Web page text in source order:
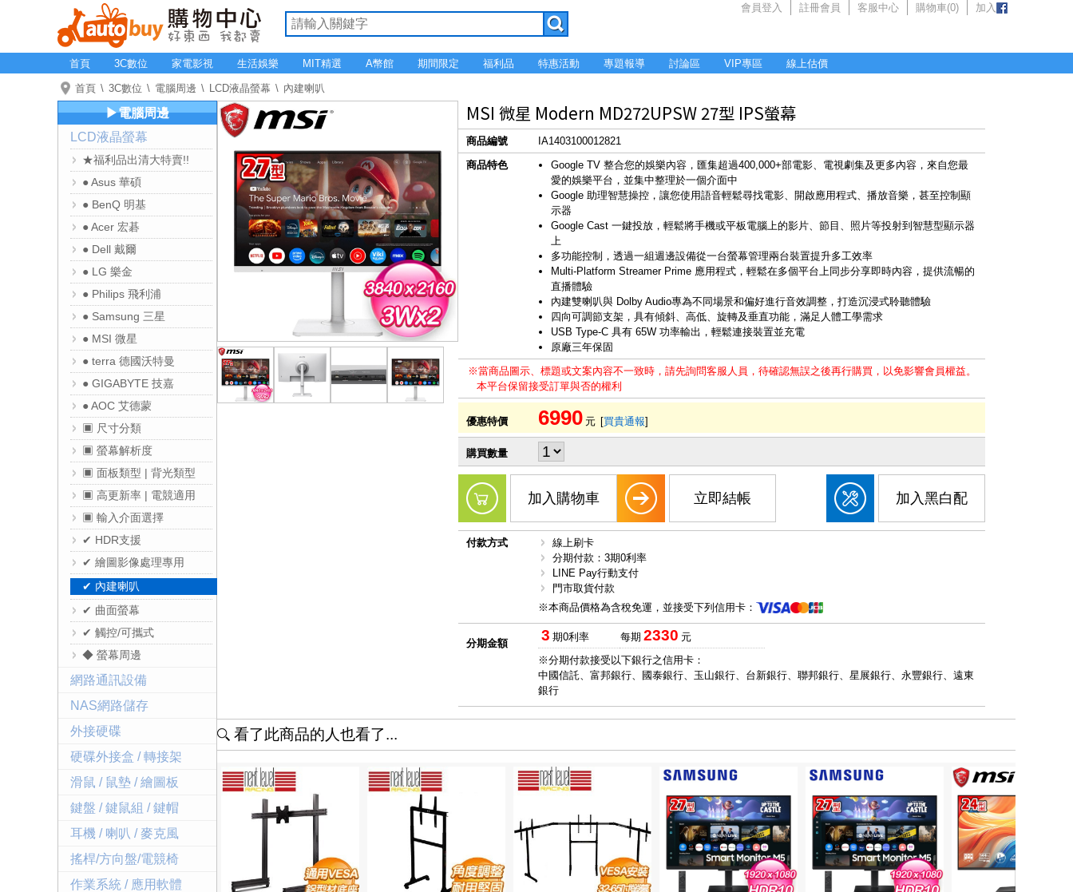
會員登入 註冊會員 客服中心 購物車(0) 加入
首頁 3C數位 家電影視 生活娛樂 MIT精選 A幣館 期間限定 福利品 特惠活動 專題報導 討論區 VIP專區 線上估價
首頁 3C數位 電腦周邊 LCD液晶螢幕 內建喇叭
MSI 微星 Modern MD272UPSW 27型 IPS螢幕
商品編號
IA1403100012821
商品特色
Google TV 整合您的娛樂內容，匯集超過400,000+部電影、電視劇集及更多內容，來自您最
愛的娛樂平台，並集中整理於一個介面中
Google 助理智慧操控，讓您使用語音輕鬆尋找電影、開啟應用程式、播放音樂，甚至控制顯
示器
Google Cast 一鍵投放，輕鬆將手機或平板電腦上的影片、節目、照片等投射到智慧型顯示器
上
多功能控制，透過一組週邊設備從一台螢幕管理兩台裝置提升多工效率
Multi-Platform Streamer Prime 應用程式，輕鬆在多個平台上同步分享即時內容，提供流暢的
直播體驗
內建雙喇叭與 Dolby Audio專為不同場景和偏好進行音效調整，打造沉浸式聆聽體驗
四向可調節支架，具有傾斜、高低、旋轉及垂直功能，滿足人體工學需求
USB Type-C 具有 65W 功率輸出，輕鬆連接裝置並充電
原廠三年保固
※當商品圖示、標題或文案內容不一致時，請先詢問客服人員，待確認無誤之後再行購買，以免影響會員權益。
本平台保留接受訂單與否的權利
優惠特價 6990 元 [買貴通報]
購買數量
加入購物車 立即結帳 加入黑白配
付款方式
線上刷卡
分期付款：3期0利率
LINE Pay行動支付
門市取貨付款
※本商品價格為含稅免運，並接受下列信用卡：
分期金額 3 期0利率 每期 2330 元
※分期付款接受以下銀行之信用卡：
中國信託、富邦銀行、國泰銀行、玉山銀行、台新銀行、聯邦銀行、星展銀行、永豐銀行、遠東
銀行
看了此商品的人也看了...
▶電腦周邊
LCD液晶螢幕
★福利品出清大特賣!!
● Asus 華碩
● BenQ 明基
● Acer 宏碁
● Dell 戴爾
● LG 樂金
● Philips 飛利浦
● Samsung 三星
● MSI 微星
● terra 德國沃特曼
● GIGABYTE 技嘉
● AOC 艾德蒙
▣ 尺寸分類
▣ 螢幕解析度
▣ 面板類型 | 背光類型
▣ 高更新率 | 電競適用
▣ 輸入介面選擇
✔ HDR支援
✔ 繪圖影像處理專用
✔ 內建喇叭
✔ 曲面螢幕
✔ 觸控/可攜式
◆ 螢幕周邊
網路通訊設備
NAS網路儲存
外接硬碟
硬碟外接盒 / 轉接架
滑鼠 / 鼠墊 / 繪圖板
鍵盤 / 鍵鼠組 / 鍵帽
耳機 / 喇叭 / 麥克風
搖桿/方向盤/電競椅
作業系統 / 應用軟體